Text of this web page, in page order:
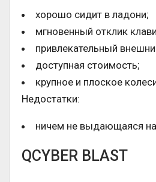
хорошо сидит в ладони;
мгновенный отклик
привлекательный
доступная стоимость;
крупное и плоское
Недостатки:
ничем не выдающаяся
QCYBER BLAST